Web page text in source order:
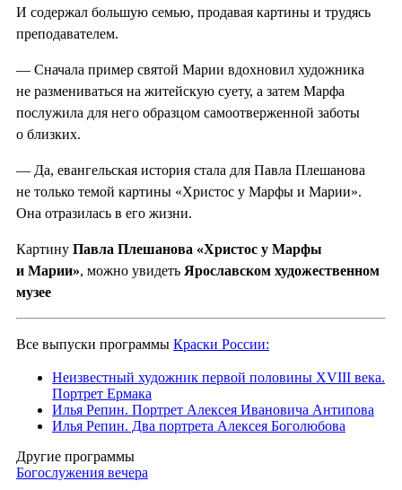
И содержал большую семью, продавая картины и трудясь
преподавателем.
— Сначала пример святой Марии вдохновил художника
не размениваться на житейскую суету, а затем Марфа
послужила для него образцом самоотверженной заботы
о близких.
— Да, евангельская история стала для Павла Плешанова
не только темой картины «Христос у Марфы и Марии».
Она отразилась в его жизни.
Картину Павла Плешанова «Христос у Марфы
и Марии», можно увидеть Ярославском художественном
музее
Все выпуски программы Краски России:
Неизвестный художник первой половины XVIII века.
Портрет Ермака
Илья Репин. Портрет Алексея Ивановича Антипова
Илья Репин. Два портрета Алексея Боголюбова
Другие программы
Богослужения вечера